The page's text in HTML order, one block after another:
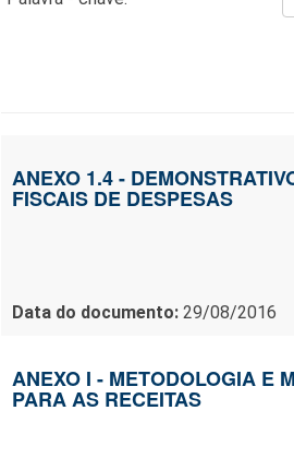
ANEXO 1.4 -
FISCAIS DE DESPESAS
Data do documento:29/08/2016
ANEXO I - METODOLOGIA E
PARA AS RECEITAS